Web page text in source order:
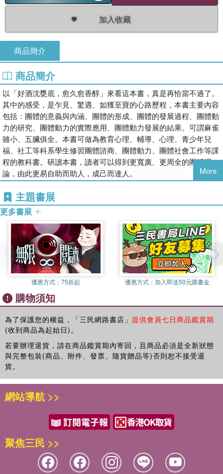
加入收藏
商品簡介
商品簡介
以「好酒沈甕底，愈久愈香醇」來看這本書，真是再恰當不過了。
其中的感受，是乍見、驚遇、如獲至寶的心路歷程，本書主要內容
包括：團體的意義與內涵、團體的形成、團體的發展過程、團體動
力的研究、團體動力的實際應用、團體動力發展的結果。可謂麻雀
雖小、五臟俱全。本書可做為教育心理、輔導、心理、青少年兒
福、社工等科系學生修習團體諮商、團體動力、團體社會工作等課
程的教科書。研讀本書，讀者可以得到更寬廣、更周全的團體理
論，由此更易自助而助人，成己而達人。
More
主題書展
更多書展
優惠方式： 75折起 優惠方式： 加入即送50元購書金
購物須知
為了保護您的權益，「三民網路書店」 提供會員七日商品鑑賞期
(收到商品為起始日)。
若要辦理退貨，請在商品鑑賞期內寄回，且商品必須是全新狀態
與完整包裝(商品、附件、發票、隨貨贈品等)否則恕不接受退
貨。
網站導航 >>
聚焦三民 >>